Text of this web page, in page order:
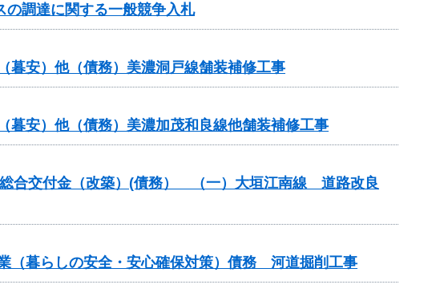
調達に関する一般競争入札
暮安）他（債務）美濃洞戸線舗装補修工事
安）他（債務）美濃加茂和良線他舗装補修工事
合交付金（改築）(債務） （一）大垣江南線 道路改良
（暮らしの安全・安心確保対策）債務 河道掘削工事